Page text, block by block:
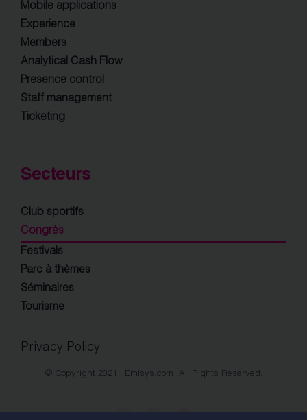
Mobile applications
Experience
Members
Analytical Cash Flow
Presence control
Staff management
Ticketing
Secteurs
Club sportifs
Congrès
Festivals
Parc à thèmes
Séminaires
Tourisme
Privacy Policy
© Copyright 2021 | Emisys.com All Rights Reserved.